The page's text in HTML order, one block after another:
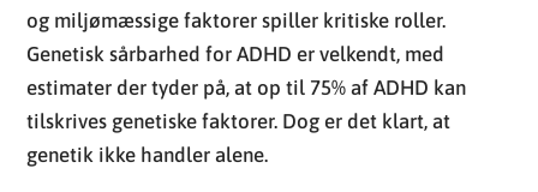
og miljømæssige faktorer spiller kritiske roller.
Genetisk sårbarhed for ADHD er velkendt, med
estimater der tyder på, at op til 75% af ADHD kan
tilskrives genetiske faktorer. Dog er det klart, at
genetik ikke handler alene.